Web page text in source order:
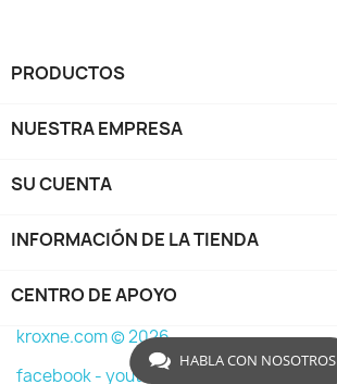
PRODUCTOS
NUESTRA EMPRESA
SU CUENTA
INFORMACIÓN DE LA TIENDA
CENTRO DE APOYO
kroxne.com © 2026
facebook -youtube -
HABLA CON NOSOTROS